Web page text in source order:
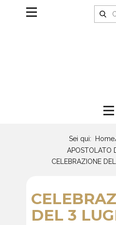
Sei qui: Home
APOSTOLATO
CELEBRAZIONE
DEL 3